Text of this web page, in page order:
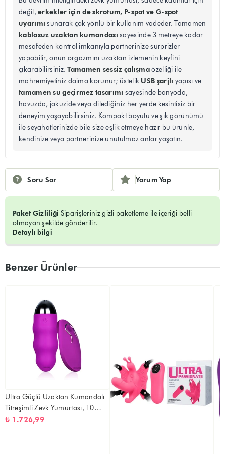
Soru Sor Yorum Yap
Paket Gizliliği Siparişleriniz gizli paketleme ile içeriği belli
olmayan şekilde gönderilir.
Detaylı bilgi
değil,erkekler için de skrotum, P-spot ve G-spot
uyarımı sunarak çok yönlü bir kullanım vadeder. Tamamen
kablosuz uzaktan kumandası sayesinde 3 metreye kadar
mesafeden kontrol imkanıyla partnerinize sürprizler
yapabilir, onun orgazmını uzaktan izlemenin keyfini
çıkarabilirsiniz.Tamamen sessiz çalışmaözelliği ile
mahremiyetiniz daima korunur; üstelik USB şarjlı yapısı ve
tamamen su geçirmez tasarımı sayesinde banyoda,
havuzda, jakuzide veya dilediğiniz her yerde kesintisiz bir
deneyim yaşayabilirsiniz. Kompakt boyutu ve şık görünümü
ile seyahatlerinizde bile size eşlik etmeye hazır bu ürünle,
kendinize veya partnerinize unutulmaz anlar yaşatın.
Benzer Ürünler
Ultra Güçlü Uzaktan Kumandalı
Titreşimli Zevk Yumurtası, 10
Fonksiyonlu
₺ 1.726,99